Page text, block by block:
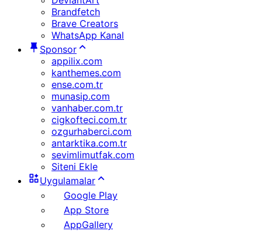
Brandfetch
Brave Creators
WhatsApp Kanal
Sponsor
appilix.com
kanthemes.com
ense.com.tr
munasip.com
vanhaber.com.tr
cigkofteci.com.tr
ozgurhaberci.com
antarktika.com.tr
sevimlimutfak.com
Siteni Ekle
Uygulamalar
Google Play
App Store
AppGallery